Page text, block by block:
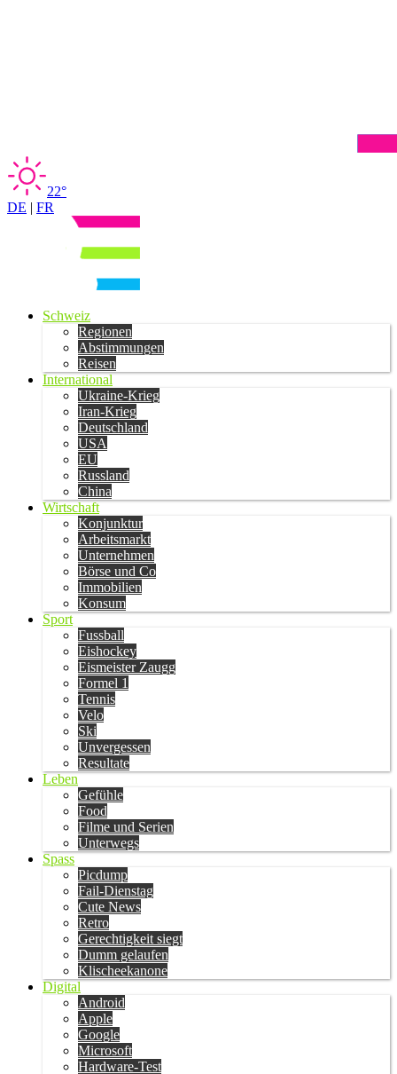
22°
DE | FR
Schweiz
Regionen
Abstimmungen
Reisen
International
Ukraine-Krieg
Iran-Krieg
Deutschland
USA
EU
Russland
China
Wirtschaft
Konjunktur
Arbeitsmarkt
Unternehmen
Börse und Co
Immobilien
Konsum
Sport
Fussball
Eishockey
Eismeister Zaugg
Formel 1
Tennis
Velo
Ski
Unvergessen
Resultate
Leben
Gefühle
Food
Filme und Serien
Unterwegs
Spass
Picdump
Fail-Dienstag
Cute News
Retro
Gerechtigkeit siegt
Dumm gelaufen
Klischeekanone
Digital
Android
Apple
Google
Microsoft
Hardware-Test